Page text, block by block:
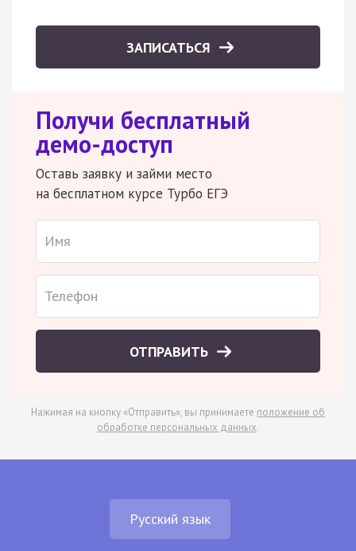
ЗАПИСАТЬСЯ
Получи бесплатный
демо-доступ
Оставь заявку и займи место
на бесплатном курсе Турбо ЕГЭ
ОТПРАВИТЬ
Нажимая на кнопку «Отправить», вы принимаете положение об
обработке персональных данных.
Русский язык